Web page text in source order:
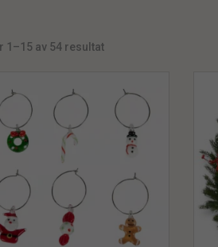
1–15 av 54 resultat